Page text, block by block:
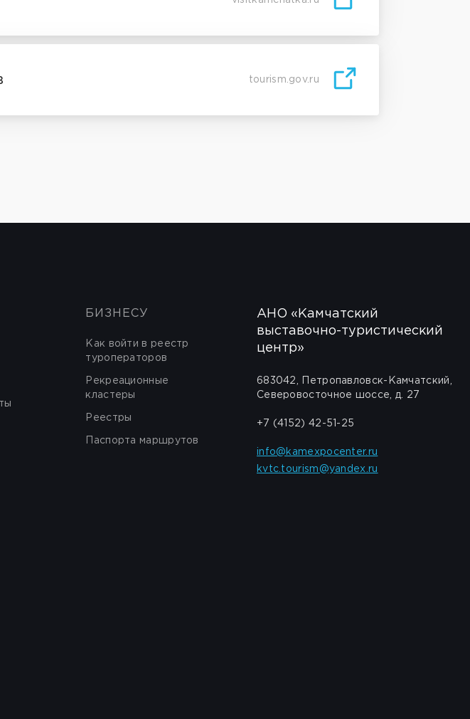
tourism.gov.ru
БИЗНЕСУ
Как войти в реестр
туроператоров
Рекреационные
кластеры
Реестры
Паспорта маршрутов
АНО «Камчатский
выставочно-туристический
центр»
683042, Петропавловск-Камчатский,
Северовосточное шоссе, д. 27
+7 (4152) 42-51-25
info@kamexpocenter.ru
kvtc.tourism@yandex.ru